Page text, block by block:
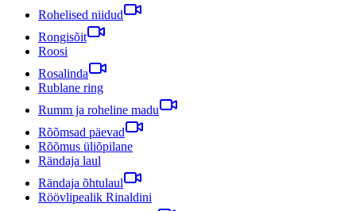
Rohelised niidud
Rongisõit
Roosi
Rosalinda
Rublane ring
Rumm ja roheline madu
Rõõmsad päevad
Rõõmus üliõpilane
Rändaja laul
Rändaja õhtulaul
Röövlipealik Rinaldini